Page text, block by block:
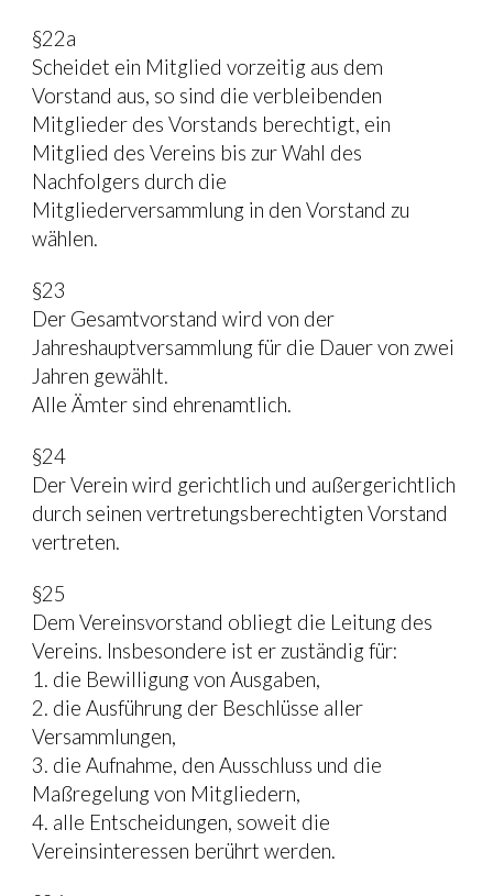
§22a
Scheidet ein Mitglied vorzeitig aus dem
Vorstand aus, so sind die verbleibenden
Mitglieder des Vorstands berechtigt, ein
Mitglied des Vereins bis zur Wahl des
Nachfolgers durch die
Mitgliederversammlung in den Vorstand zu
wählen.
§23
Der Gesamtvorstand wird von der
Jahreshauptversammlung für die Dauer von zwei
Jahren gewählt.
Alle Ämter sind ehrenamtlich.
§24
Der Verein wird gerichtlich und außergerichtlich
durch seinen vertretungsberechtigten Vorstand
vertreten.
§25
Dem Vereinsvorstand obliegt die Leitung des
Vereins. Insbesondere ist er zuständig für:
1. die Bewilligung von Ausgaben,
2. die Ausführung der Beschlüsse aller
Versammlungen,
3. die Aufnahme, den Ausschluss und die
Maßregelung von Mitgliedern,
4. alle Entscheidungen, soweit die
Vereinsinteressen berührt werden.